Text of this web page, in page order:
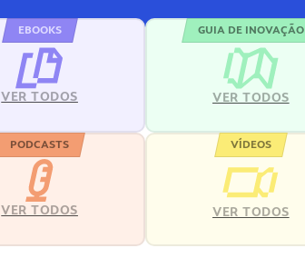
EBOOKS
VER TODOS
GUIA DE INOVAÇÃO
VER TODOS
PODCASTS
VER TODOS
VÍDEOS
VER TODOS